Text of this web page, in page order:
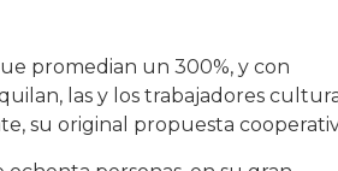
promedian un 300%, y con
las y los trabajadores
su original propuesta